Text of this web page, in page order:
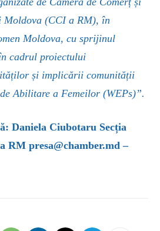
(CCI a RM), în
Moldova, cu sprijinul
cadrul proiectului
și implicării comunității
Abilitare a Femeilor (WEPs)”.
Daniela Ciubotaru Secția
RM presa@chamber.md –